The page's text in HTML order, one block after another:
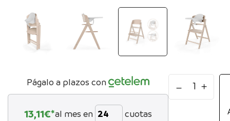
Págalo a plazos con
13,11€*al mes en cuotas
CLICK